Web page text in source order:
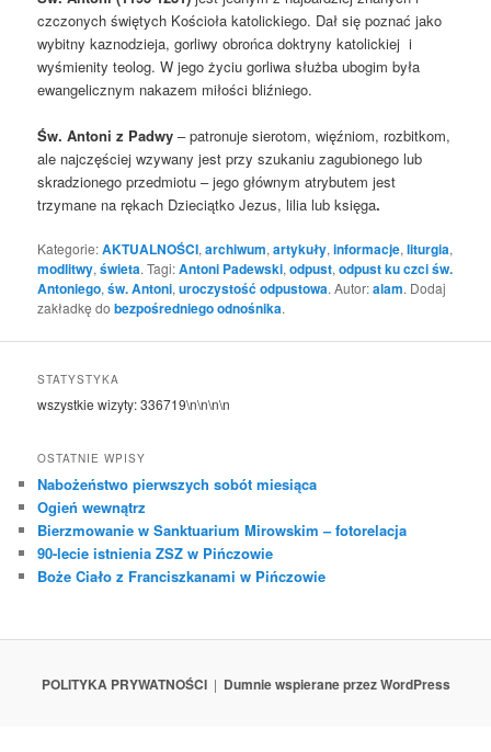
czczonych świętych Kościoła katolickiego. Dał się poznać jako
wybitny kaznodzieja, gorliwy obrońca doktryny katolickiej i
wyśmienity teolog. W jego życiu gorliwa służba ubogim była
ewangelicznym nakazem miłości bliźniego.
Św. Antoni z Padwy – patronuje sierotom, więźniom, rozbitkom,
ale najczęściej wzywany jest przy szukaniu zagubionego lub
skradzionego przedmiotu – jego głównym atrybutem jest
trzymane na rękach Dzieciątko Jezus, lilia lub księga.
Kategorie:AKTUALNOŚCI,archiwum,artykuły,informacje,liturgia,
modlitwy,świeta. Tagi:Antoni Padewski,odpust,odpust ku czci św.
Antoniego,św. Antoni,uroczystość odpustowa. Autor:alam. Dodaj
zakładkę dobezpośredniego odnośnika.
STATYSTYKA
wszystkie wizyty:336719\n\n\n\n
OSTATNIE WPISY
Nabożeństwo pierwszych sobót miesiąca
Ogień wewnątrz
Bierzmowanie w Sanktuarium Mirowskim – fotorelacja
90-lecie istnienia ZSZ w Pińczowie
Boże Ciało z Franciszkanami w Pińczowie
POLITYKA PRYWATNOŚCI Dumnie wspierane przez WordPress